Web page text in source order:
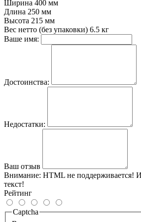
Ширина 400 мм
Длина 250 мм
Высота 215 мм
Вес нетто (без упаковки) 6.5 кг
Ваше имя:
Достоинства:
Недостатки:
Ваш отзыв
Внимание: HTML не поддерживается!
текст!
Рейтинг
Captcha